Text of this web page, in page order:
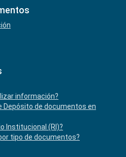
información?
Depósito de documentos en
Institucional (RI)?
tipo de documentos?